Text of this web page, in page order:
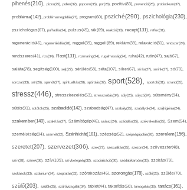
pihenés(210), pizza(25), pollen(32), popcorn(35), por(26), pozitív(83), prevenció(25), probiotikum(37),
probléma(142), problémamegoldás(27), program(60), psziché(290), pszichológia(230),
pszichológus(67), puffadás(34), pulzus(45), rák(69), reakció(33), recept(131), reflux(31),
regeneráció(46), regenerálódás(28), reggel(39), reggeli(89), reklám(39), relaxáció(81), rendszer(24),
rendszeres(41), rizs(34), Rost(131), rozmaring(24), rugalmasság(24), ruha(42), rutin(47), sajt(67),
saláta(78), segítség(100), sejt(27), sérülés(58), séta(107), siker(67), sírás(27), smink(37), só(70),
sorozat(33), sör(26), spenót(27), spiritualitás(28), spórolás(37), sport(528), sportoló(31), strand(35),
stressz(446), stresszkezelés(53), stresszoldás(34), súly(25), súlyzó(24), sütemény(94),
sütés(91), sütőtök(25), szabadidő(142), szabadság(47), szabály(25), szabályok(24), szájhigiénia(24),
szakember(140), szakítás(27), Számítógép(46), száraz(24), szédülés(35), székrekedés(25), Szem(54),
személyiség(94), szemét(32), Szénhidrát(181), szépség(52), szépségápolás(26), szerelem(156),
szeretet(207), szervezet(306), szex(27), szexualitás(25), szezon(34), szilveszter(48),
szín(28), színek(36), szív(109), szívbetegség(32), szocializáció(30), szódabikarbóna(35), szokás(79),
szokások(33), szolárium(24), szoptatás(33), szórakozás(45), szorongás(178), szőlő(25), szülés(70),
szülő(203), szülők(25), szűrővizsgálat(34), tablet(44), takarítás(50), támogatás(36), tanács(161),